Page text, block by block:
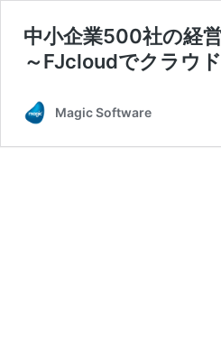
中小企業500社の経
～FJcloudでクラウ
Magic Software